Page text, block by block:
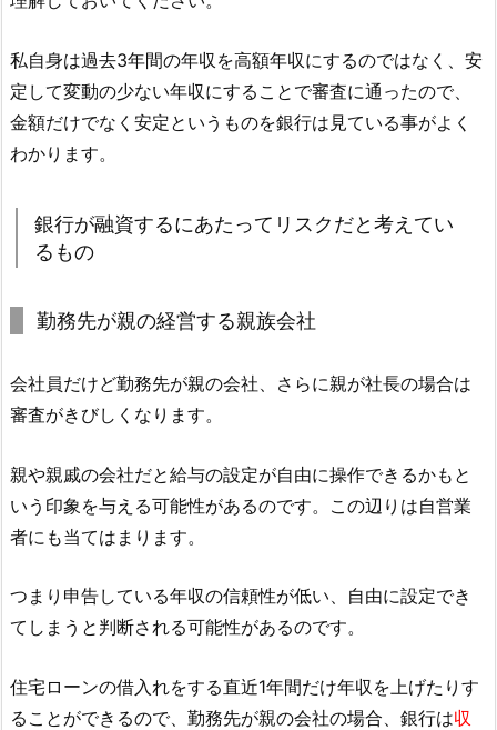
私自身は過去3年間の年収を高額年収にするのではなく、安
定して変動の少ない年収にすることで審査に通ったので、
金額だけでなく安定というものを銀行は見ている事がよく
わかります。
銀行が融資するにあたってリスクだと考えてい
るもの
勤務先が親の経営する親族会社
会社員だけど勤務先が親の会社、さらに親が社長の場合は
審査がきびしくなります。
親や親戚の会社だと給与の設定が自由に操作できるかもと
いう印象を与える可能性があるのです。この辺りは自営業
者にも当てはまります。
つまり申告している年収の信頼性が低い、自由に設定でき
てしまうと判断される可能性があるのです。
住宅ローンの借入れをする直近1年間だけ年収を上げたりす
ることができるので、勤務先が親の会社の場合、銀行は収